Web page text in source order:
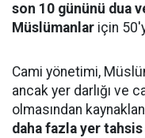
son 10 gününü dua
Müslümanlar için
Cami yönetimi,
ancak yer darlığı ve
olmasından
daha fazla yer